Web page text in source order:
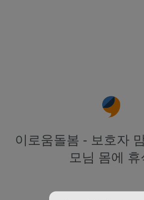
이로움돌봄 - 보호자
모님 몸에 휴